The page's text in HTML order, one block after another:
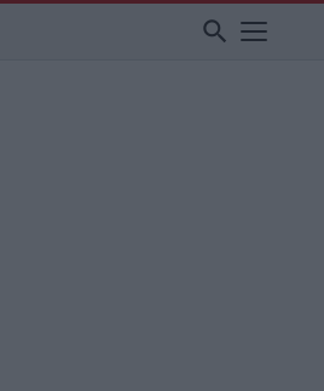
search